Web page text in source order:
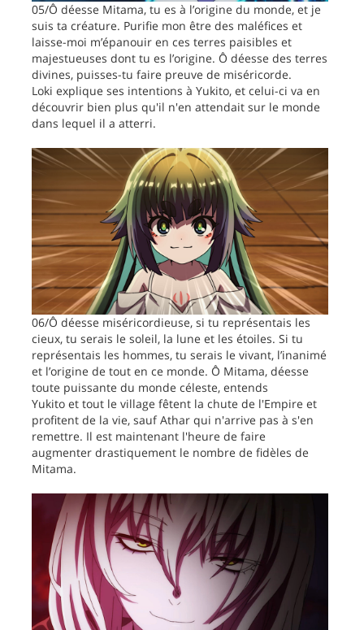
05/Ô déesse Mitama, tu es à l’origine du monde, et je
suis ta créature. Purifie mon être des maléfices et
laisse-moi m’épanouir en ces terres paisibles et
majestueuses dont tu es l’origine. Ô déesse des terres
divines, puisses-tu faire preuve de miséricorde.
Loki explique ses intentions à Yukito, et celui-ci va en
découvrir bien plus qu'il n'en attendait sur le monde
dans lequel il a atterri.
06/Ô déesse miséricordieuse, si tu représentais les
cieux, tu serais le soleil, la lune et les étoiles. Si tu
représentais les hommes, tu serais le vivant, l’inanimé
et l’origine de tout en ce monde. Ô Mitama, déesse
toute puissante du monde céleste, entends
Yukito et tout le village fêtent la chute de l'Empire et
profitent de la vie, sauf Athar qui n'arrive pas à s'en
remettre. Il est maintenant l'heure de faire
augmenter drastiquement le nombre de fidèles de
Mitama.